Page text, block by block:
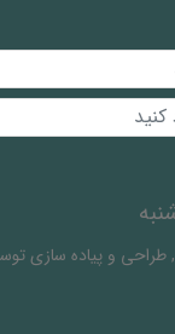
,طراحی و پیاده سازی